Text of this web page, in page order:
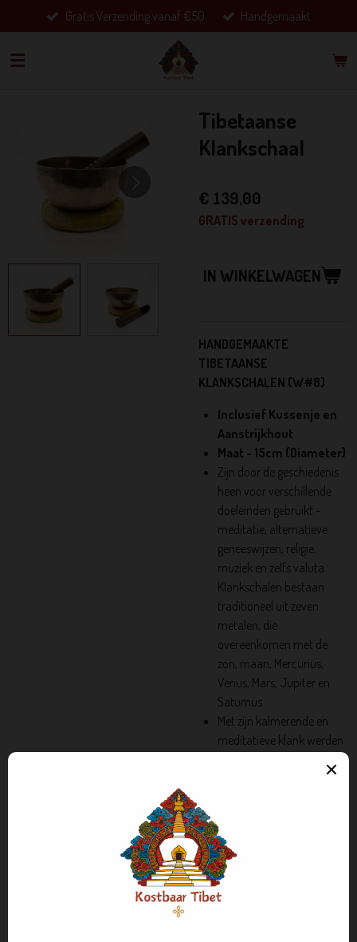
direct
naar
Gratis Verzending vanaf €50. Handgemaakt.
Tibetaanse
Klankschaal
€ 139,00
GRATIS verzending
IN WINKELWAGEN
HANDGEMAAKTE
TIBETAANSE
KLANKSCHALEN (W#8)
Inclusief Kussenje en
Aanstrijkhout
Maat - 15cm (Diameter)
Zijn door de geschiedenis
heen voor verschillende
doeleinden gebruikt -
meditatie, alternatieve
geneeswijzen, religie,
muziek en zelfs valuta.
Klankschalen bestaan ​​
traditioneel uit zeven
metalen, die
overeenkomen met de
zon, maan, Mercurius,
Venus, Mars, Jupiter en
Saturnus.
Met zijn kalmerende en
meditatieve klank werden
gebruikt in kloosters en
meditatieperiode aan te
duiden. Klankschalen
worden gespeeld om de
geest te helpen focussen